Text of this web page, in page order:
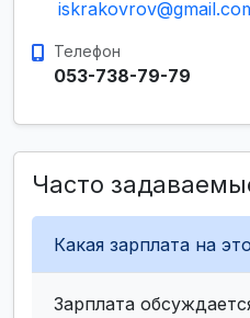
Телефон
053-738-79-79
Часто
Какая зарплата на
Зарплата